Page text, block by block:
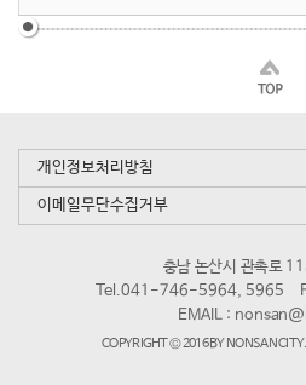
개인정보처리방침
이메일무단수집거부
충남 논산시 관촉로
Tel.041-746-5964, 5965
EMAIL :
COPYRIGHT © 2016 BY NONSAN